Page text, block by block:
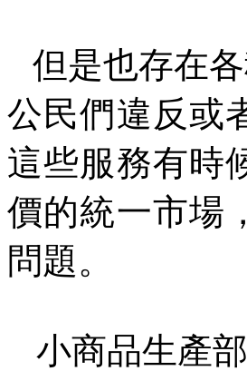
但是也存在
公民們違反或
這些服務有時
價的統一市場
問題。
小商品生產